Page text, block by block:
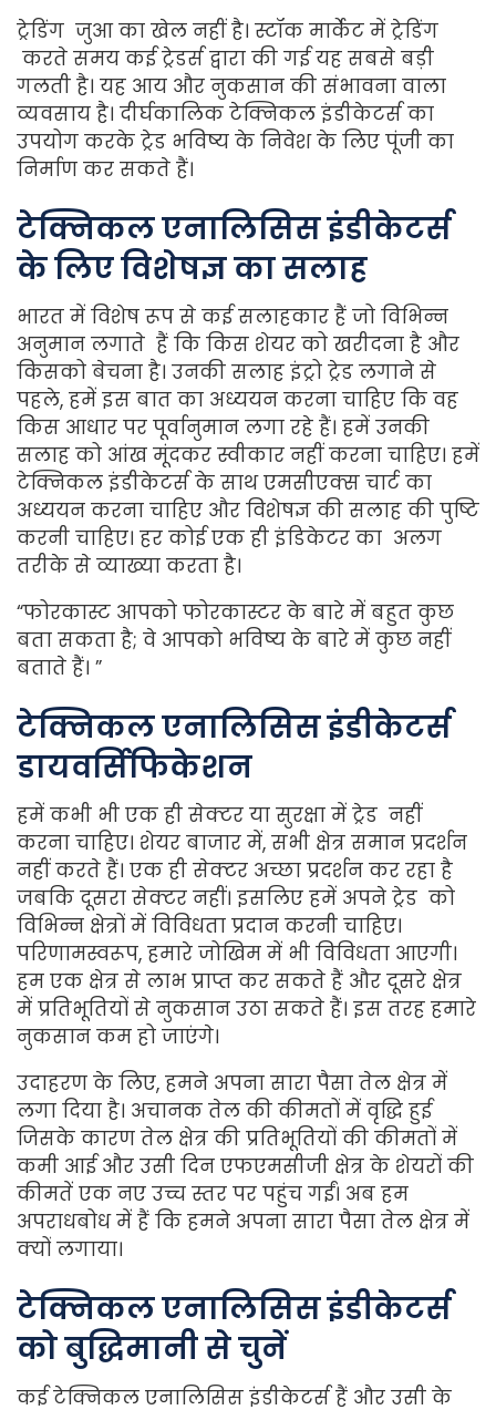
ट्रेडिंग जुआ का खेल नहीं है। स्टॉक मार्केट में ट्रेडिंग
करते समय कई ट्रेडर्स द्वारा की गई यह सबसे बड़ी
गलती है। यह आय और नुकसान की संभावना वाला
व्यवसाय है। दीर्घकालिक टेक्निकल इंडीकेटर्स का
उपयोग करके ट्रेड भविष्य के निवेश के लिए पूंजी का
निर्माण कर सकते हैं।
टेक्निकल एनालिसिस इंडीकेटर्स
के लिए विशेषज्ञ का सलाह
भारत में विशेष रूप से कई सलाहकार हैं जो विभिन्न
अनुमान लगाते हैं कि किस शेयर को खरीदना है और
किसको बेचना है। उनकी सलाह इंट्रो ट्रेड लगाने से
पहले, हमें इस बात का अध्ययन करना चाहिए कि वह
किस आधार पर पूर्वानुमान लगा रहे हैं। हमें उनकी
सलाह को आंख मूंदकर स्वीकार नहीं करना चाहिए। हमें
टेक्निकल इंडीकेटर्स के साथ एमसीएक्स चार्ट का
अध्ययन करना चाहिए और विशेषज्ञ की सलाह की पुष्टि
करनी चाहिए। हर कोई एक ही इंडिकेटर का अलग
तरीके से व्याख्या करता है।
“फोरकास्ट आपको फोरकास्टर के बारे में बहुत कुछ
बता सकता है; वे आपको भविष्य के बारे में कुछ नहीं
बताते हैं। ”
टेक्निकल एनालिसिस इंडीकेटर्स
डायवर्सिफिकेशन
हमें कभी भी एक ही सेक्टर या सुरक्षा में ट्रेड नहीं
करना चाहिए। शेयर बाजार में, सभी क्षेत्र समान प्रदर्शन
नहीं करते हैं। एक ही सेक्टर अच्छा प्रदर्शन कर रहा है
जबकि दूसरा सेक्टर नहीं। इसलिए हमें अपने ट्रेड को
विभिन्न क्षेत्रों में विविधता प्रदान करनी चाहिए।
परिणामस्वरूप, हमारे जोखिम में भी विविधता आएगी।
हम एक क्षेत्र से लाभ प्राप्त कर सकते हैं और दूसरे क्षेत्र
में प्रतिभूतियों से नुकसान उठा सकते हैं। इस तरह हमारे
नुकसान कम हो जाएंगे।
उदाहरण के लिए, हमने अपना सारा पैसा तेल क्षेत्र में
लगा दिया है। अचानक तेल की कीमतों में वृद्धि हुई
जिसके कारण तेल क्षेत्र की प्रतिभूतियों की कीमतों में
कमी आई और उसी दिन एफएमसीजी क्षेत्र के शेयरों की
कीमतें एक नए उच्च स्तर पर पहुंच गईं। अब हम
अपराधबोध में हैं कि हमने अपना सारा पैसा तेल क्षेत्र में
क्यों लगाया।
टेक्निकल एनालिसिस इंडीकेटर्स
को बुद्धिमानी से चुनें
कई टेक्निकल एनालिसिस इंडीकेटर्स हैं और उसी के